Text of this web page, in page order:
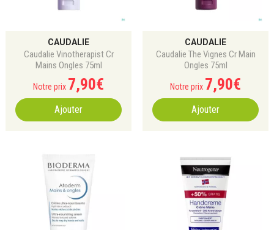
CAUDALIE
Caudalie Vinotherapist Cr
Mains Ongles 75ml
Notre prix 7,90€
Ajouter
CAUDALIE
Caudalie The Vignes Cr Main
Ongles 75ml
Notre prix 7,90€
Ajouter